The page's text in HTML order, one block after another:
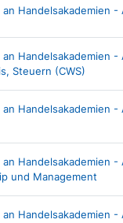
Handelsakademien
Handelsakademien
Steuern (CWS)
Handelsakademien
Handelsakademien
und Management
Handelsakademien